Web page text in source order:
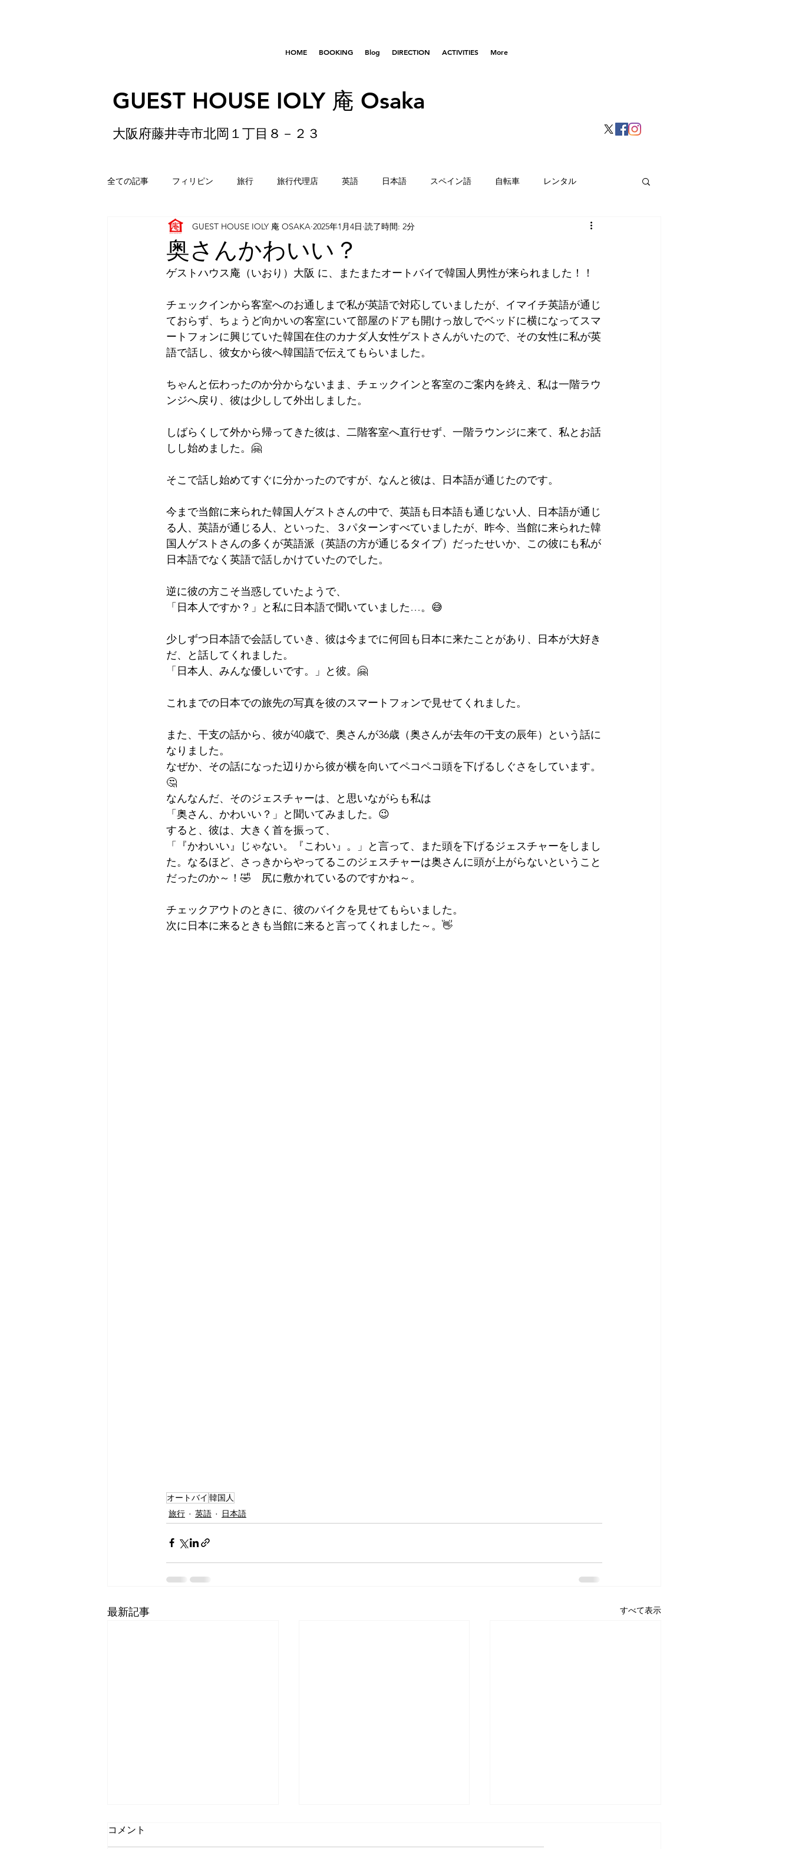
HOME BOOKING Blog DIRECTION ACTIVITIES More
GUEST HOUSE IOLY 庵 Osaka
大阪府藤井寺市北岡１丁目８－２３
全ての記事 フィリピン 旅行 旅行代理店 英語 日本語 スペイン語 自転車 レンタル
ゲストハウス 松原 香港 はびきのコロセアム 東京 Hong Kong
Yokohama 古市古墳群 鼓いちじくソース 恵我ノ荘駅 サンドイッチ アプリコット
apricot university 台湾 西国三十三所 藤井寺
奥さんかわいい？
GUEST HOUSE IOLY 庵 OSAKA 2025年1月4日 読了時間: 2分
ゲストハウス庵（いおり）大阪 に、またまたオートバイで韓国人男性が来られました！！
チェックインから客室へのお通しまで私が英語で対応していましたが、イマイチ英語が通じ
ておらず、ちょうど向かいの客室にいて部屋のドアも開けっ放しでベッドに横になってスマ
ートフォンに興じていた韓国在住のカナダ人女性ゲストさんがいたので、その女性に私が英
語で話し、彼女から彼へ韓国語で伝えてもらいました。
ちゃんと伝わったのか分からないまま、チェックインと客室のご案内を終え、私は一階ラウ
ンジへ戻り、彼は少しして外出しました。
しばらくして外から帰ってきた彼は、二階客室へ直行せず、一階ラウンジに来て、私とお話
しし始めました。🤗
そこで話し始めてすぐに分かったのですが、なんと彼は、日本語が通じたのです。
今まで当館に来られた韓国人ゲストさんの中で、英語も日本語も通じない人、日本語が通じ
る人、英語が通じる人、といった、３パターンすべていましたが、昨今、当館に来られた韓
国人ゲストさんの多くが英語派（英語の方が通じるタイプ）だったせいか、この彼にも私が
日本語でなく英語で話しかけていたのでした。
逆に彼の方こそ当惑していたようで、
「日本人ですか？」と私に日本語で聞いていました…。😅
少しずつ日本語で会話していき、彼は今までに何回も日本に来たことがあり、日本が大好き
だ、と話してくれました。
「日本人、みんな優しいです。」と彼。🤗
これまでの日本での旅先の写真を彼のスマートフォンで見せてくれました。
また、干支の話から、彼が40歳で、奥さんが36歳（奥さんが去年の干支の辰年）という話に
なりました。
なぜか、その話になった辺りから彼が横を向いてペコペコ頭を下げるしぐさをしています。
🤔
なんなんだ、そのジェスチャーは、と思いながらも私は
「奥さん、かわいい？」と聞いてみました。😉
すると、彼は、大きく首を振って、
「『かわいい』じゃない。『こわい』。」と言って、また頭を下げるジェスチャーをしまし
た。なるほど、さっきからやってるこのジェスチャーは奥さんに頭が上がらないということ
だったのか～！🤣　尻に敷かれているのですかね～。
チェックアウトのときに、彼のバイクを見せてもらいました。
次に日本に来るときも当館に来ると言ってくれました～。👋
オートバイ 韓国人
旅行
英語 日本語
最新記事 すべて表示
コメント